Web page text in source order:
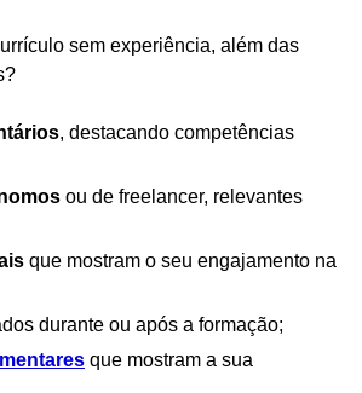
sem experiência, além das
, destacando competências
ou de freelancer, relevantes
que mostram o seu engajamento na
durante ou após a formação;
que mostram a sua